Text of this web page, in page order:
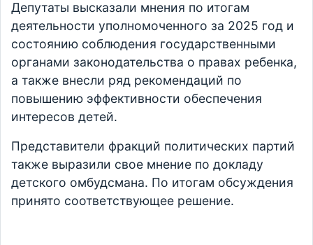
Депутаты высказали мнения по итогам
деятельности уполномоченного за 2025 год и
состоянию соблюдения государственными
органами законодательства о правах ребенка,
а также внесли ряд рекомендаций по
повышению эффективности обеспечения
интересов детей.
Представители фракций политических партий
также выразили свое мнение по докладу
детского омбудсмана. По итогам обсуждения
принято соответствующее решение.